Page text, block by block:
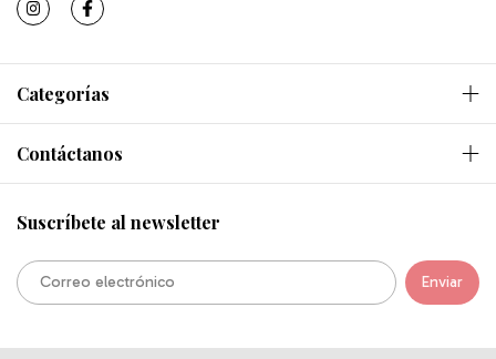
Categorías
Contáctanos
Suscríbete al newsletter